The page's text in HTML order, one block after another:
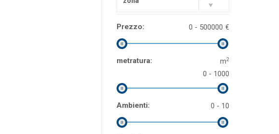
Prezzo: €
0 - 500000
metratura: m2
0 - 1000
Ambienti: 0 - 10